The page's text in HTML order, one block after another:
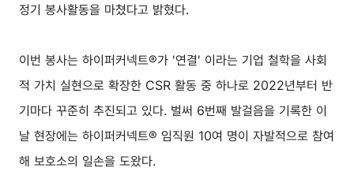
정기 봉사활동을 마쳤다고 밝혔다.
이번 봉사는 하이퍼커넥트®가 '연결' 이라는 기업 철학을 사회
적 가치 실현으로 확장한 CSR 활동 중 하나로 2022년부터 반
기마다 꾸준히 추진되고 있다. 벌써 6번째 발걸음을 기록한 이
날 현장에는 하이퍼커넥트® 임직원 10여 명이 자발적으로 참여
해 보호소의 일손을 도왔다.